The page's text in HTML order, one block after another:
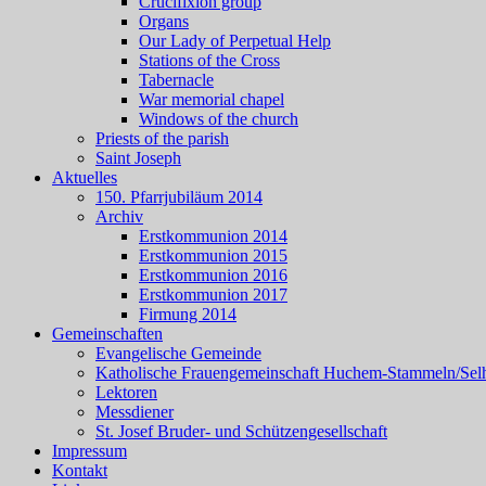
Organs
Our Lady of Perpetual Help
Stations of the Cross
Tabernacle
War memorial chapel
Windows of the church
Priests of the parish
Saint Joseph
Aktuelles
150. Pfarrjubiläum 2014
Archiv
Erstkommunion 2014
Erstkommunion 2015
Erstkommunion 2016
Erstkommunion 2017
Firmung 2014
Gemeinschaften
Evangelische Gemeinde
Katholische Frauengemeinschaft Huchem-Stammeln/
Lektoren
Messdiener
St. Josef Bruder- und Schützengesellschaft
Impressum
Kontakt